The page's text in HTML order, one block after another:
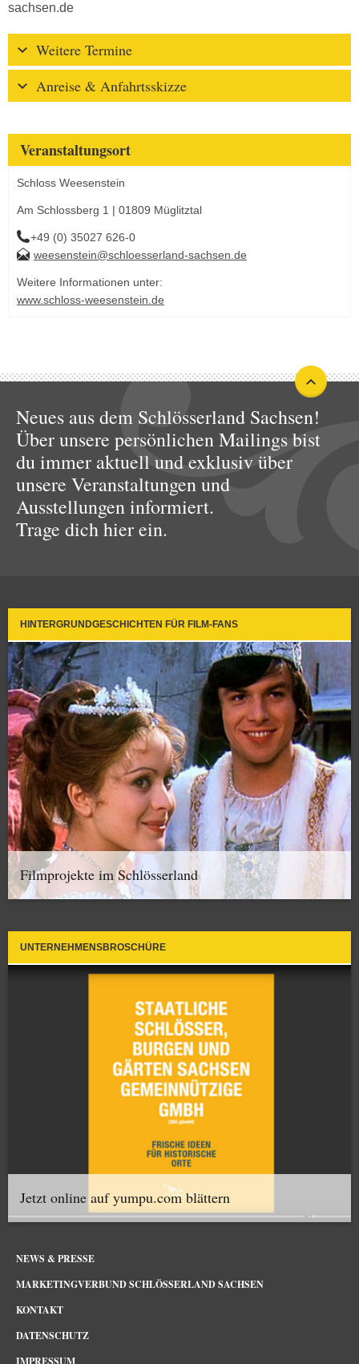
sachsen.de
Weitere Termine
Anreise & Anfahrtsskizze
Veranstaltungsort
Schloss Weesenstein
Am Schlossberg 1 | 01809 Müglitztal
+49 (0) 35027 626-0
weesenstein@schloesserland-sachsen.de
Weitere Informationen unter:
www.schloss-weesenstein.de
Neues aus dem Schlösserland Sachsen!
Über unsere persönlichen Mailings bist
du immer aktuell und exklusiv über
unsere Veranstaltungen und
Ausstellungen informiert.
Trage dich hier ein.
HINTERGRUNDGESCHICHTEN FÜR FILM-FANS
Filmprojekte im Schlösserland
UNTERNEHMENSBROSCHÜRE
Jetzt online auf yumpu.com blättern
NEWS & PRESSE
MARKETINGVERBUND SCHLÖSSERLAND SACHSEN
KONTAKT
DATENSCHUTZ
IMPRESSUM